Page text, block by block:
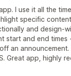
I use it all the
specific
and design-
start and end times
an announcement.
Great app, highly